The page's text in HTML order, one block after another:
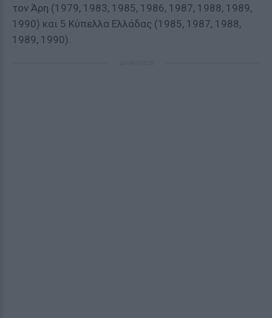
τον Άρη (1979, 1983, 1985, 1986, 1987, 1988, 1989,
1990) και 5 Κύπελλα Ελλάδας (1985, 1987, 1988,
1989, 1990).